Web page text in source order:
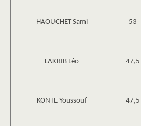
HAOUCHET Sami 53
LAKRIB Léo 47,5
KONTE Youssouf 47,5